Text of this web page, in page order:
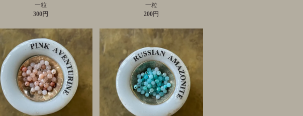
一粒
300円
一粒
200円